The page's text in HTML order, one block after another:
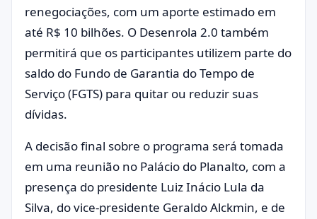
renegociações, com um aporte estimado em
até R$ 10 bilhões. O Desenrola 2.0 também
permitirá que os participantes utilizem parte do
saldo do Fundo de Garantia do Tempo de
Serviço (FGTS) para quitar ou reduzir suas
dívidas.
A decisão final sobre o programa será tomada
em uma reunião no Palácio do Planalto, com a
presença do presidente Luiz Inácio Lula da
Silva, do vice-presidente Geraldo Alckmin, e de